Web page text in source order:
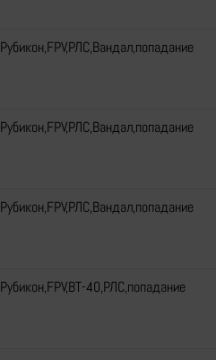
Рубикон,FPV,РЛС,Вандал,попадание
Рубикон,FPV,РЛС,Вандал,попадание
Рубикон,FPV,РЛС,Вандал,попадание
Рубикон,FPV,ВТ-40,РЛС,попадание